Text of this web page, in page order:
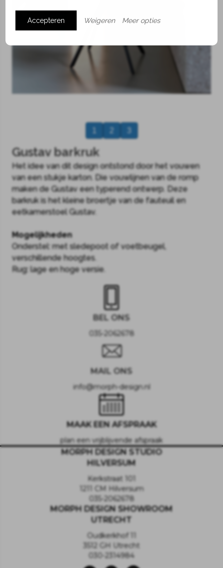
Gustav barkruk
Het idee van dit design ontstond door het vouwen
van een stukje karton. Die vouwlijnen van de romp
maken de Gustav een typerend ontwerp. Deze
barkruk is het kleine broertje van de fauteuil en
eetkamerstoel Gustav.
Mogelijkheden
Onderstel: met sledepoot of voetbeugel,
verschillende hoogtes.
Rug: lage en hoge versie.
BEL ONS
035-2062678
MAIL ONS
info@morph-design.nl
MAAK EEN AFSPRAAK
plan een vrijblijvende afspraak
MORPH DESIGN STUDIO
HILVERSUM
Kerkstraat 101
1211 CM Hilversum
035-2062678
MORPH DESIGN SHOWROOM
UTRECHT
Oudkerkhof 11
3512 GH Utrecht
030-2314984
Accepteren Weigeren Meer opties